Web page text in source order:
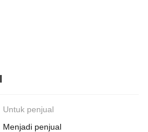
Untuk penjual
Menjadi penjual